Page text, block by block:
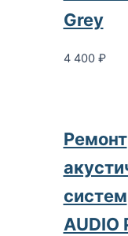
Grey
4 400 ₽
Pемонт
систем
AUDIO